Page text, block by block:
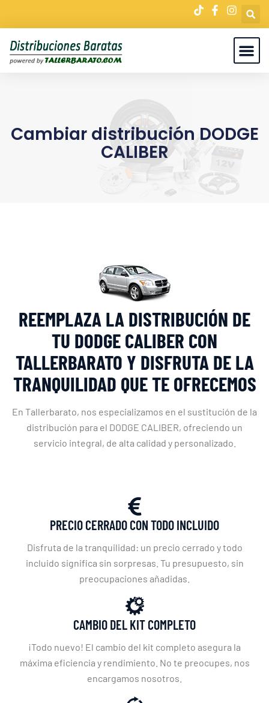
Cambiar distribución DODGE
CALIBER
REEMPLAZA LA DISTRIBUCIÓN DE
TU DODGE CALIBER CON
TALLERBARATO Y DISFRUTA DE LA
TRANQUILIDAD QUE TE OFRECEMOS
En Tallerbarato, nos especializamos en el sustitución de la
distribución para el DODGE CALIBER, ofreciendo un
servicio integral, de alta calidad y personalizado.
PRECIO CERRADO CON TODO INCLUIDO
Disfruta de la tranquilidad: un precio cerrado y todo
incluido significa sin sorpresas. Tu presupuesto, sin
preocupaciones añadidas.
CAMBIO DEL KIT COMPLETO
¡Todo nuevo! El cambio del kit completo asegura la
máxima eficiencia y rendimiento. No te preocupes, nos
encargamos nosotros.